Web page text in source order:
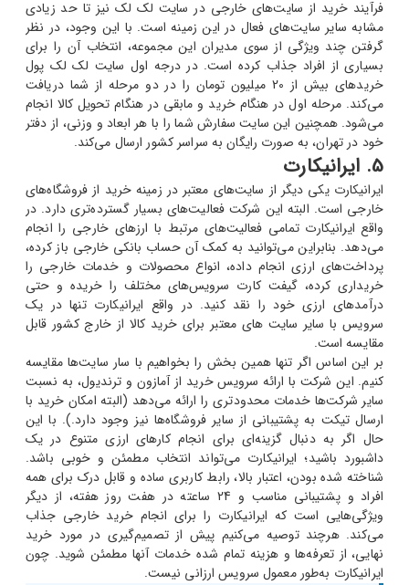
فرآیند خرید از سایت‌های خارجی در سایت لک لک نیز تا حد زیادی
مشابه سایر سایت‌های فعال در این زمینه است. با این وجود، در نظر
گرفتن چند ویژگی از سوی مدیران این مجموعه، انتخاب آن را برای
بسیاری از افراد جذاب کرده است. در درجه اول سایت لک لک پول
خریدهای بیش از 20 میلیون تومان را در دو مرحله از شما دریافت
می‌کند. مرحله اول در هنگام خرید و مابقی در هنگام تحویل کالا انجام
می‌شود. همچنین این سایت سفارش شما را با هر ابعاد و وزنی، از دفتر
خود در تهران، به صورت رایگان به سراسر کشور ارسال می‌کند.
5. ایرانیکارت
ایرانیکارت یکی دیگر از سایت‌های معتبر در زمینه خرید از فروشگاه‌های
خارجی است. البته این شرکت فعالیت‌های بسیار گسترده‌تری دارد. در
واقع ایرانیکارت تمامی فعالیت‌های مرتبط با ارزهای خارجی را انجام
می‌دهد. بنابراین می‌توانید به کمک آن حساب بانکی خارجی باز کرده،
پرداخت‌های ارزی انجام داده، انواع محصولات و خدمات خارجی را
خریداری کرده، گیفت کارت سرویس‌های مختلف را خریده و حتی
درآمدهای ارزی خود را نقد کنید. در واقع ایرانیکارت تنها در یک
سرویس با سایر سایت های معتبر برای خرید کالا از خارج کشور قابل
مقایسه است.
بر این اساس اگر تنها همین بخش را بخواهیم با سار سایت‌ها مقایسه
کنیم. این شرکت با ارائه سرویس خرید از آمازون و ترندیول، به نسبت
سایر شرکت‌ها خدمات محدودتری را ارائه می‌دهد (البته امکان خرید با
ارسال تیکت به پشتیبانی از سایر فروشگاه‌ها نیز وجود دارد.). با این
حال اگر به دنبال گزینه‌ای برای انجام کارهای ارزی متنوع در یک
داشبورد باشید؛ ایرانیکارت می‌تواند انتخاب مطمئن و خوبی باشد.
شناخته شده بودن، اعتبار بالا، رابط کاربری ساده و قابل درک برای همه
افراد و پشتیبانی مناسب و 24 ساعته در هفت روز هفته، از دیگر
ویژگی‌هایی است که ایرانیکارت را برای انجام خرید خارجی جذاب
می‌کند. هرچند توصیه می‌کنیم پیش از تصمیم‌گیری در مورد خرید
نهایی، از تعرفه‌ها و هزینه تمام شده خدمات آنها مطمئن شوید. چون
ایرانیکارت به‌طور معمول سرویس ارزانی نیست.